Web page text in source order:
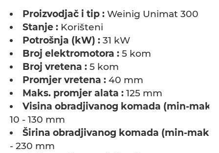
Proizvodjač i tip : Weinig Unimat 300
Stanje : Korišteni
Potrošnja (kW) : 31 kW
Broj elektromotora : 5 kom
Broj vretena : 5 kom
Promjer vretena : 40 mm
Maks. promjer alata : 125 mm
Visina obradjivanog komada (min-
10 - 130 mm
Širina obradjivanog komada (min-maks)
- 230 mm